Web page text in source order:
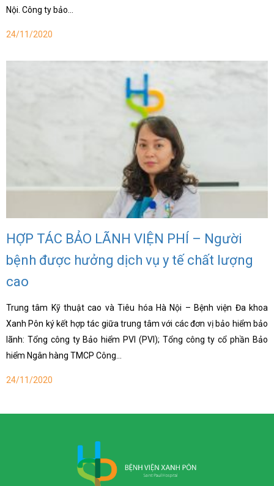
Nội. Công ty bảo…
24/11/2020
HỢP TÁC BẢO LÃNH VIỆN PHÍ – Người
bệnh được hưởng dịch vụ y tế chất lượng
cao
Trung tâm Kỹ thuật cao và Tiêu hóa Hà Nội – Bệnh viện Đa khoa
Xanh Pôn ký kết hợp tác giữa trung tâm với các đơn vị bảo hiểm bảo
lãnh: Tổng công ty Bảo hiểm PVI (PVI); Tổng công ty cổ phần Bảo
hiểm Ngân hàng TMCP Công…
24/11/2020